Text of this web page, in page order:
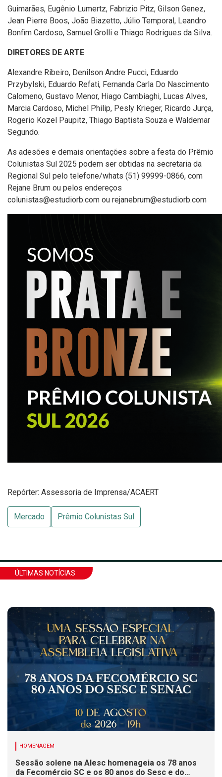
Guimarães, Eugênio Lumertz, Fabrizio Pitz, Gilson Genez,
Jean Pierre Boos, João Biazetto, Júlio Temporal, Leandro
Bonfim Cardoso, Samuel Grolli e Thiago Rodrigues da Silva.
DIRETORES DE ARTE
Alexandre Ribeiro, Denilson Andre Pucci, Eduardo
Przybylski, Eduardo Refati, Fernanda Carla Do Nascimento
Calomeno, Gustavo Menor, Hiago Cambiaghi, Lucas Alves,
Marcia Cardoso, Michel Philip, Pesly Krieger, Ricardo Jurça,
Rogerio Kozel Paupitz, Thiago Baptista Souza e Waldemar
Segundo.
As adesões e demais orientações sobre a festa do Prêmio
Colunistas Sul 2025 podem ser obtidas na secretaria da
Regional Sul pelo telefone/whats (51) 99999-0866, com
Rejane Brum ou pelos endereços
colunistas@estudiorb.com ou rejanebrum@estudiorb.com
Repórter: Assessoria de Imprensa/ACAERT
Mercado Prêmio Colunistas Sul
ÚLTIMAS NOTÍCIAS
HOMENAGEM
Sessão solene na Alesc homenageia os 78 anos
da Fecomércio SC e os 80 anos do Sesc e do